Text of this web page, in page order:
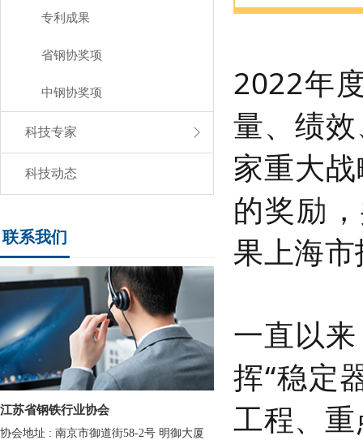
专利成果
省钢协奖项
中钢协奖项
科技专家
科技动态
联系我们
江苏省钢铁行业协会
协会地址 : 南京市御道街58-2号 明御大厦
2022年
量、绩
家重大
的奖励
果上海
一直以
挥“稳定
工程、